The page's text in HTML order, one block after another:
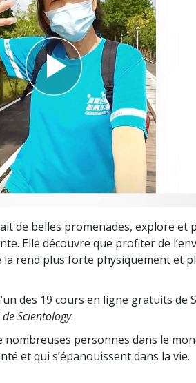
de belles promenades, explore et
Elle découvre que profiter de
la rend plus forte physiquement et
des 19 cours en ligne gratuits de
Scientology.
nombreuses personnes dans le
et qui s’épanouissent dans la vie.